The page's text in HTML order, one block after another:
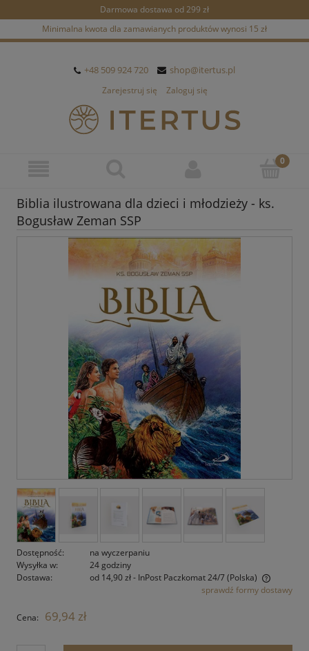
Darmowa dostawa od 299 zł
Minimalna kwota dla zamawianych produktów wynosi 15 zł
+48 509 924 720 shop@itertus.pl
Zarejestruj się Zaloguj się
Biblia ilustrowana dla dzieci i młodzieży - ks.
Bogusław Zeman SSP
Dostępność:
na wyczerpaniu
Wysyłka w:
24 godziny
Dostawa:
od 14,90 zł- InPost Paczkomat 24/7(Polska)
Cena nie zawiera ewentualnych kosztów płatnościsprawdź formy dostawy
Cena: 69,94 zł